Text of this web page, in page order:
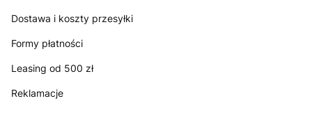
Dostawa i koszty przesyłki
Formy płatności
Leasing od 500 zł
Reklamacje